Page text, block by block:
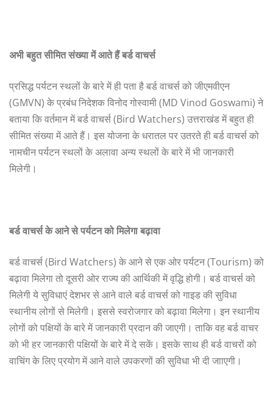
अभीबहुतसीमितसंख्यामेंआतेहैंबर्डवाचर्स
प्रसिद्ध पर्यटन स्थलों के बारे में ही पता है बर्ड वाचर्स को जीएमवीएन
(GMVN) के प्रबंध निदेशक विनोद गोस्वामी (MD Vinod Goswami) ने
बताया कि वर्तमान में बर्ड वाचर्स (Bird Watchers) उत्तराखंड में बहुत ही
सीमित संख्या में आते हैं। इस योजना के धरातल पर उतरते ही बर्ड वाचर्स को
नामचीन पर्यटन स्थलों के अलावा अन्य स्थलों के बारे में भी जानकारी
मिलेगी।
बर्डवाचर्सकेआनेसेपर्यटनकोमिलेगाबढ़ावा
बर्ड वाचर्स (Bird Watchers) के आने से एक ओर पर्यटन (Tourism) को
बढ़ावा मिलेगा तो दूसरी ओर राज्य की आर्थिकी में वृद्धि होगी। बर्ड वाचर्स को
मिलेगी ये सुविधाएं देशभर से आने वाले बर्ड वाचर्स को गाइड की सुविधा
स्थानीय लोगों से मिलेगी। इससे स्वरोजगार को बढ़ावा मिलेगा। इन स्थानीय
लोगों को पक्षियों के बारे में जानकारी प्रदान की जाएगी। ताकि वह बर्ड वाचर
को भी हर जानकारी पक्षियों के बारे में दे सकें। इसके साथ ही बर्ड वाचरों को
वाचिंग के लिए प्रयोग में आने वाले उपकरणों की सुविधा भी दी जााएगी।